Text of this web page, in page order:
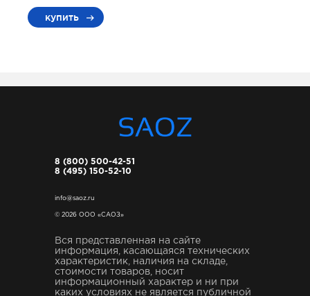
купить
8 (800) 500-42-51
8 (495) 150-52-10
info@saoz.ru
© 2026 ООО «САОЗ»
Вся представленная на сайте
информация, касающаяся технических
характеристик, наличия на складе,
стоимости товаров, носит
информационный характер и ни при
каких условиях не является публичной